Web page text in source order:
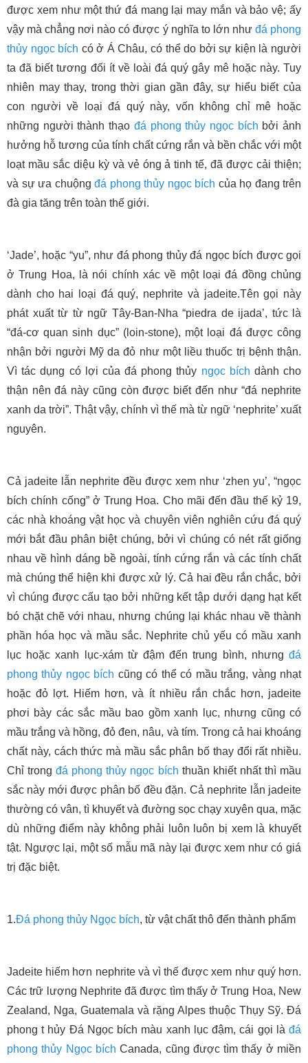
được xem như một thứ đá mang lại may mắn và bảo vệ; ấy
vậy mà chẳng nơi nào có được ý nghĩa to lớn như đá phong
thủy ngọc bích có ở Á Châu, có thể do bởi sự kiện là người
ta đã biết tương đối ít về loài đá quý gây mê hoặc này. Tuy
nhiên may thay, trong thời gian gần đây, sự hiểu biết của
con người về loại đá quý này, vốn không chỉ mê hoặc
những người thành thạo đá phong thủy ngọc bích bởi ảnh
hưởng hỗ tương của tính chất cứng rắn và bền chắc với một
loạt mầu sắc diệu kỳ và vẻ óng ả tinh tế, đã được cải thiện;
và sự ưa chuộng đá phong thủy ngọc bích của họ đang trên
đà gia tăng trên toàn thế giới.
‘Jade’, hoặc “yu”, như đá phong thủy đá ngọc bích được gọi
ở Trung Hoa, là nói chính xác về một loại đá đồng chủng
dành cho hai loại đá quý, nephrite và jadeite.Tên gọi này
phát xuất từ từ ngữ Tây-Ban-Nha “piedra de ijada’, tức là
“đá-cơ quan sinh dục” (loin-stone), một loại đá được công
nhận bởi người Mỹ da đỏ như một liều thuốc trị bệnh thận.
Vì tác dụng có lợi của đá phong thủy ngọc bích dành cho
thận nên đá này cũng còn được biết đến như “đá nephrite
xanh da trời”. Thật vậy, chính vì thế mà từ ngữ ‘nephrite’ xuất
nguyên.
Cả jadeite lẫn nephrite đều được xem như ‘zhen yu’, “ngọc
bích chính cống” ở Trung Hoa. Cho mãi đến đầu thế kỷ 19,
các nhà khoáng vật học và chuyên viên nghiên cứu đá quý
mới bắt đầu phân biệt chúng, bởi vì chúng có nét rất giống
nhau về hình dáng bề ngoài, tính cứng rắn và các tính chất
mà chúng thể hiện khi được xử lý. Cả hai đều rắn chắc, bởi
vì chúng được cấu tạo bởi những kết tập dưới dạng hạt kết
bó chặt chẽ với nhau, nhưng chúng lại khác nhau về thành
phần hóa học và mầu sắc. Nephrite chủ yếu có mầu xanh
lục hoặc xanh lục-xám từ đậm đến trung bình, nhưng đá
phong thủy ngọc bích cũng có thể có mầu trắng, vàng nhạt
hoặc đỏ lợt. Hiếm hơn, và ít nhiều rắn chắc hơn, jadeite
phơi bày các sắc mầu bao gồm xanh lục, nhưng cũng có
mầu trắng và hồng, đỏ đen, nâu, và tím. Trong cả hai khoáng
chất này, cách thức mà mầu sắc phân bố thay đổi rất nhiều.
Chỉ trongđá phong thủy ngọc bích thuần khiết nhất thì mầu
sắc này mới được phân bố đều đặn. Cả nephrite lẫn jadeite
thường có vân, tì khuyết và đường sọc chạy xuyên qua, mặc
dù những điểm này không phải luôn luôn bị xem là khuyết
tật. Ngược lại, một số mẫu mã này lại được xem như có giá
trị đặc biệt.
1.Đá phong thủy Ngọc bích, từ vật chất thô đến thành phẩm
Jadeite hiếm hơn nephrite và vì thế được xem như quý hơn.
Các trữ lượng Nephrite đã được tìm thấy ở Trung Hoa, New
Zealand, Nga, Guatemala và rặng Alpes thuộc Thụy Sỹ. Đá
phong t hủy Đá Ngọc bích màu xanh lục đậm, cái gọi là đá
phong thủy Ngọc bích Canada, cũng được tìm thấy ở miền